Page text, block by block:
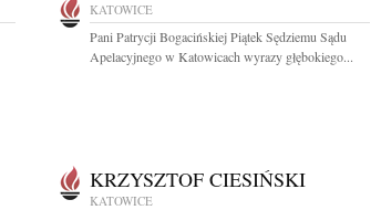
KATOWICE
Pani Patrycji Bogacińskiej Piątek Sędziemu Sądu
Apelacyjnego w Katowicach wyrazy głębokiego...
KRZYSZTOF CIESIŃSKI
KATOWICE